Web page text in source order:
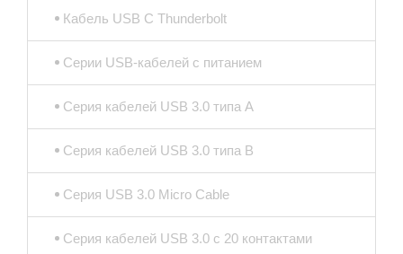
Кабель USB C Thunderbolt
Серии USB-кабелей с питанием
Серия кабелей USB 3.0 типа A
Серия кабелей USB 3.0 типа B
Серия USB 3.0 Micro Cable
Серия кабелей USB 3.0 с 20 контактами